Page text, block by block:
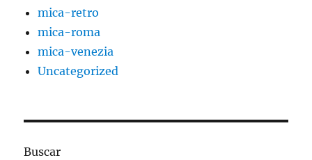
mica-retro
mica-roma
mica-venezia
Uncategorized
Buscar